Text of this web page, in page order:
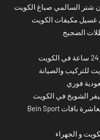
شتر السالمي صباغ الكويت
غسيل مكيفات الكويت
الضجيج
للتركيب والصيانة
فوري
الشويخ في الكويت
اشتراك بي ان سبورت المنطقة العاشرة باقات Bein Sport
و الجهراء